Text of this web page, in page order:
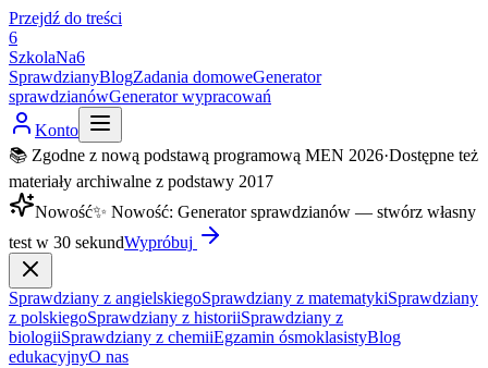
Przejdź do treści
6
SzkolaNa6
SprawdzianyBlogZadania domoweGenerator
sprawdzianówGenerator wypracowań
Konto
📚 Zgodne z nową podstawą programową MEN 2026·Dostępne też
materiały archiwalne z podstawy 2017
Nowość✨ Nowość: Generator sprawdzianów — stwórz własny
test w 30 sekundWypróbuj
Sprawdziany z angielskiegoSprawdziany z matematykiSprawdziany
z polskiegoSprawdziany z historiiSprawdziany z
biologiiSprawdziany z chemiiEgzamin ósmoklasistyBlog
edukacyjnyO nas